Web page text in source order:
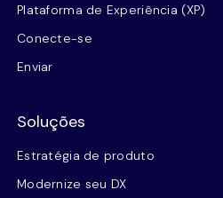
Plataforma de Experiência (XP)
Conecte-se
Enviar
Soluções
Estratégia de produto
Modernize seu DX